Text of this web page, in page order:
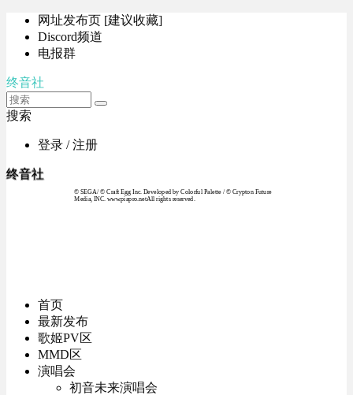
网址发布页 [建议收藏]
Discord频道
电报群
终音社
搜索
登录 / 注册
终音社
© SEGA / © Craft Egg Inc. Developed by Colorful Palette / © Crypton Future
Media, INC. www.piapro.netAll rights reserved.
首页
最新发布
歌姬PV区
MMD区
演唱会
初音未来演唱会